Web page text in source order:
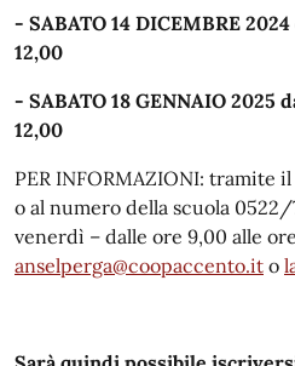
- SABATO 14 DICEMBRE
12,00
- SABATO 18 GENNAIO 2025
12,00
PER INFORMAZIONI: tramite
o al numero della scuola
venerdì – dalle ore 9,00 alle
anselperga@coopaccento.it o